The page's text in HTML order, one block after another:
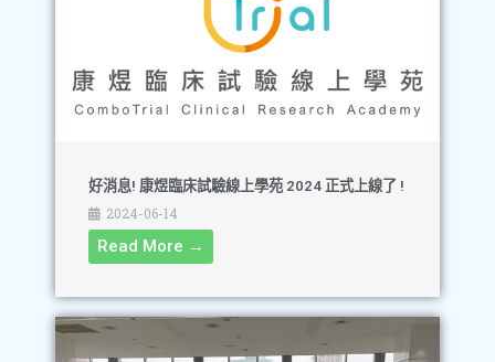
好消息! 康煜臨床試驗線上學苑 2024 正式上線了 !
2024-06-14
Read More →